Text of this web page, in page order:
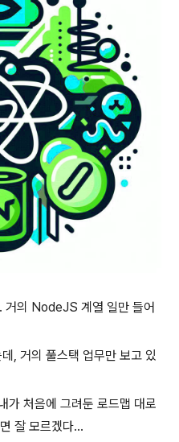
의 NodeJS 계열 일만 들어
, 거의 풀스택 업무만 보고 있
가 처음에 그려둔 로드맵 대로
잘 모르겠다...